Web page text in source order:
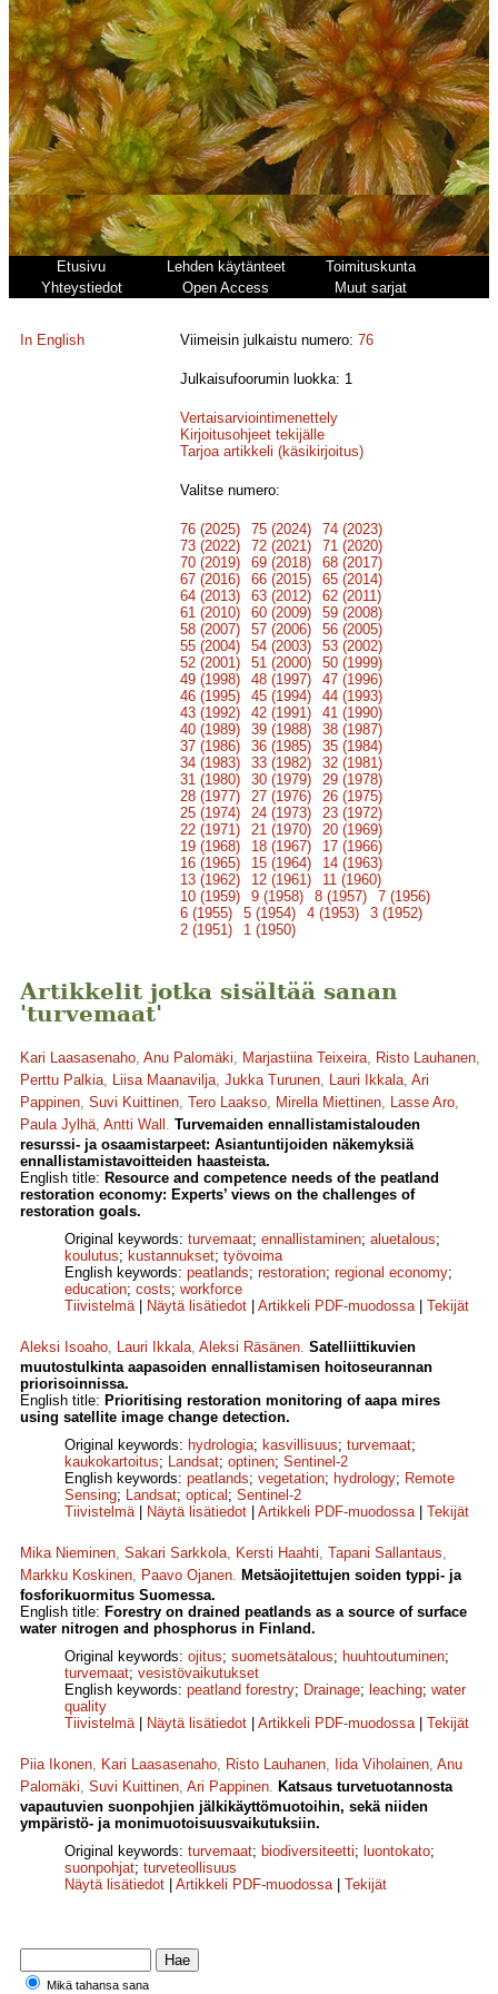
Etusivu Lehden käytänteet
Toimituskunta
Yhteystiedot
Open Access Muut sarjat
In English Viimeisin julkaistu numero:76
Julkaisufoorumin luokka: 1
Vertaisarviointimenettely
Kirjoitusohjeet tekijälle
Tarjoa artikkeli (käsikirjoitus)
Valitse numero:
76 (2025) 75 (2024)
74 (2023)
73 (2022)
72 (2021)
71 (2020)
70 (2019)
69 (2018)
68 (2017)
67 (2016)
66 (2015)
65 (2014)
64 (2013)
63 (2012)
62 (2011)
61 (2010)
60 (2009)
59 (2008)
58 (2007)
57 (2006)
56 (2005)
55 (2004)
54 (2003)
53 (2002)
52 (2001)
51 (2000)
50 (1999)
49 (1998)
48 (1997)
47 (1996)
46 (1995)
45 (1994)
44 (1993)
43 (1992)
42 (1991)
41 (1990)
40 (1989)
39 (1988)
38 (1987)
37 (1986)
36 (1985)
35 (1984)
34 (1983)
33 (1982)
32 (1981)
31 (1980)
30 (1979)
29 (1978)
28 (1977)
27 (1976)
26 (1975)
25 (1974)
24 (1973)
23 (1972)
22 (1971)
21 (1970)
20 (1969)
19 (1968)
18 (1967)
17 (1966)
16 (1965)
15 (1964)
14 (1963)
13 (1962)
12 (1961)
11 (1960)
10 (1959)
9 (1958) 8 (1957)
7 (1956)
6 (1955)
5 (1954) 4 (1953)
3 (1952)
2 (1951)
1 (1950)
Artikkelit jotka sisältää sanan
'turvemaat'
Kari Laasasenaho, Anu Palomäki, Marjastiina Teixeira, Risto Lauhanen,
Perttu Palkia, Liisa Maanavilja, Jukka Turunen, Lauri Ikkala, Ari
Pappinen, Suvi Kuittinen, Tero Laakso, Mirella Miettinen, Lasse Aro,
Paula Jylhä, Antti Wall . Turvemaiden ennallistamistalouden
resurssi- ja osaamistarpeet: Asiantuntijoiden näkemyksiä
ennallistamistavoitteiden haasteista.
English title: Resource and competence needs of the peatland
restoration economy: Experts’ views on the challenges of
restoration goals.
Original keywords: turvemaat; ennallistaminen; aluetalous;
koulutus; kustannukset; työvoima
English keywords: peatlands; restoration; regional economy;
education; costs; workforce
Tiivistelmä| Näytä lisätiedot Artikkeli PDF-muodossa| Tekijät
Aleksi Isoaho, Lauri Ikkala, Aleksi Räsänen. Satelliittikuvien
muutostulkinta aapasoiden ennallistamisen hoitoseurannan
priorisoinnissa.
English title: Prioritising restoration monitoring of aapa mires
using satellite image change detection.
Original keywords: hydrologia; kasvillisuus; turvemaat;
kaukokartoitus; Landsat; optinen; Sentinel-2
English keywords: peatlands; vegetation; hydrology; Remote
Sensing; Landsat; optical ; Sentinel-2
Tiivistelmä| Näytä lisätiedot Artikkeli PDF-muodossa| Tekijät
Mika Nieminen, Sakari Sarkkola, Kersti Haahti, Tapani Sallantaus,
Markku Koskinen, Paavo Ojanen. Metsäojitettujen soiden typpi- ja
fosforikuormitus Suomessa.
English title: Forestry on drained peatlands as a source of surface
water nitrogen and phosphorus in Finland.
Original keywords: ojitus; suometsätalous; huuhtoutuminen;
turvemaat; vesistövaikutukset
English keywords: peatland forestry; Drainage; leaching; water
quality
Tiivistelmä| Näytä lisätiedot Artikkeli PDF-muodossa| Tekijät
Piia Ikonen, Kari Laasasenaho, Risto Lauhanen, Iida Viholainen, Anu
Palomäki, Suvi Kuittinen, Ari Pappinen. Katsaus turvetuotannosta
vapautuvien suonpohjien jälkikäyttömuotoihin, sekä niiden
ympäristö- ja monimuotoisuusvaikutuksiin.
Original keywords: turvemaat; biodiversiteetti; luontokato;
suonpohjat; turveteollisuus
Näytä lisätiedot
Artikkeli PDF-muodossa| Tekijät
Mikä tahansa sana